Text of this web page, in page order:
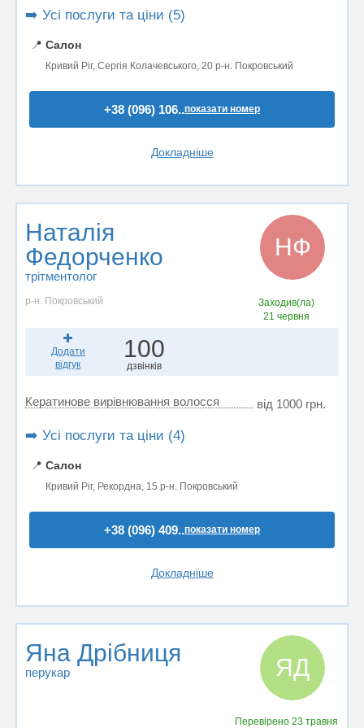
➡️ Усі послуги та ціни (5)
📍 Салон
Кривий Ріг, Сергія Колачевського, 20 р-н. Покровський
+38 (096) 106..показати номер
Докладніше
Наталія
Федорченко
трітментолог
НФ
р-н. Покровський
Заходив(ла)
21 червня
Додати
відгук
100
дзвінків
Кератинове вирівнювання волосся від 1000 грн.
➡️ Усі послуги та ціни (4)
📍 Салон
Кривий Ріг, Рекордна, 15 р-н. Покровський
+38 (096) 409..показати номер
Докладніше
Яна Дрібниця
перукар ЯД
Перевірено23 травня